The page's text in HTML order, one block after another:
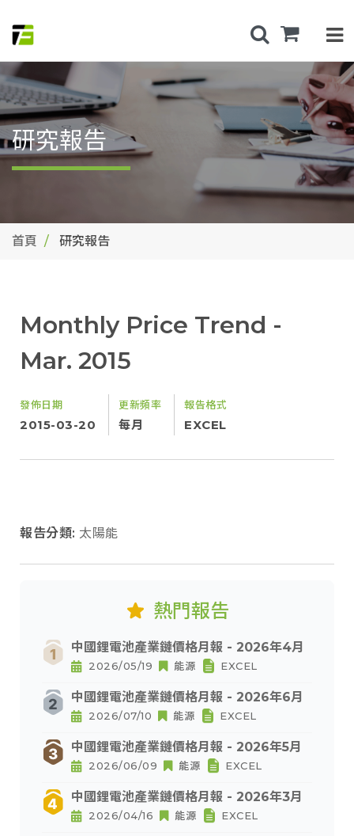
研究報告
首頁 研究報告
Monthly Price Trend -
Mar. 2015
發佈日期
2015-03-20
更新頻率
每月
報告格式
EXCEL
報告分類: 太陽能
熱門報告
中國鋰電池產業鏈價格月報 - 2026年4月
2026/05/19 能源 EXCEL
中國鋰電池產業鏈價格月報 - 2026年6月
2026/07/10 能源 EXCEL
中國鋰電池產業鏈價格月報 - 2026年5月
2026/06/09 能源 EXCEL
中國鋰電池產業鏈價格月報 - 2026年3月
2026/04/16 能源 EXCEL